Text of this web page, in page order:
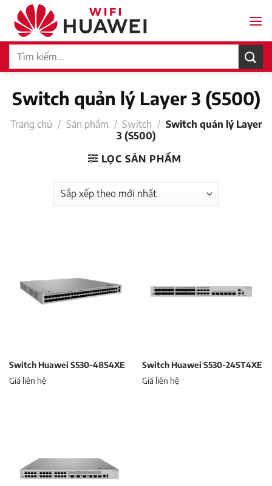
qua
dung
Tìm
Switch quản lý Layer 3 (S500)
Trang chủ / Sản phẩm / Switch / Switch quản lý Layer
3 (S500)
LỌC SẢN PHẨM
Switch Huawei S530-48S4XE
Giá liên hệ
Switch Huawei S530-24ST4XE
Giá liên hệ